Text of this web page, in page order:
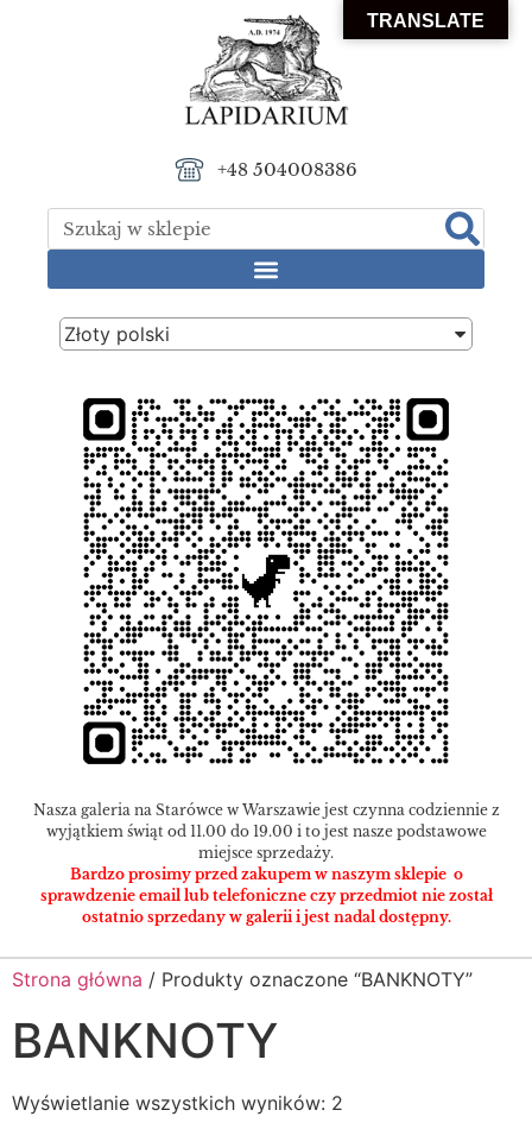
+48 504008386
Złoty polski
Nasza galeria na Starówce w Warszawie jest czynna codziennie z
wyjątkiem świąt od 11.00 do 19.00 i to jest nasze podstawowe
miejsce sprzedaży.
Bardzo prosimy przed zakupem w naszym sklepie o
sprawdzenie email lub telefoniczne czy przedmiot nie został
ostatnio sprzedany w galerii i jest nadal dostępny.
Strona główna / Produkty oznaczone “BANKNOTY”
BANKNOTY
Wyświetlanie wszystkich wyników: 2
TRANSLATE